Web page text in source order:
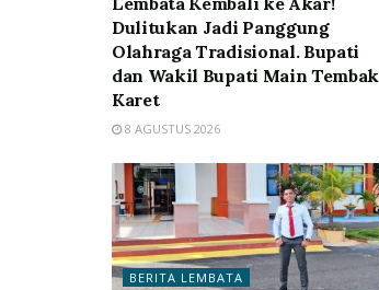
Dulitukan Jadi Panggung
Olahraga Tradisional. Bupati
dan Wakil Bupati Main Tembak
Karet
8 AGUSTUS 2026
BERITA LEMBATA